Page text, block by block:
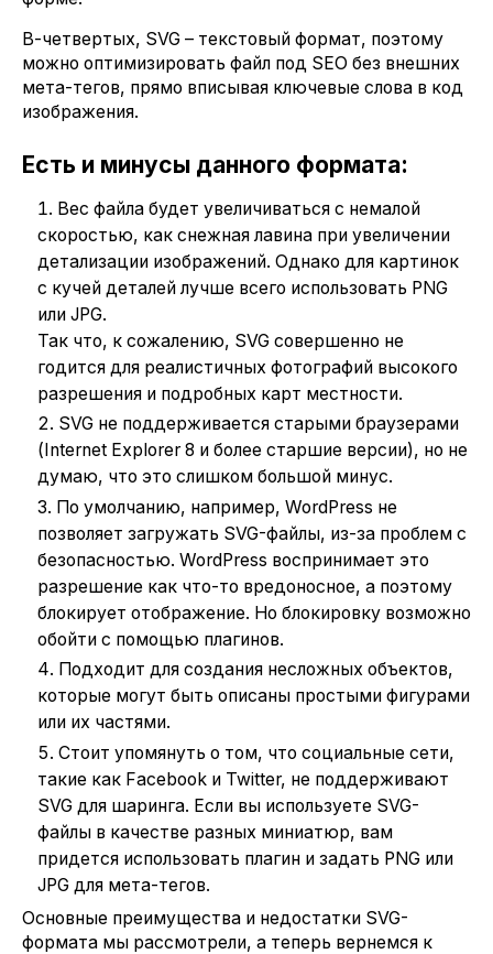
В-четвертых, SVG – текстовый формат, поэтому
можно оптимизировать файл под SEO без внешних
мета-тегов, прямо вписывая ключевые слова в код
изображения.
Есть и минусы данного формата:
Вес файла будет увеличиваться с немалой
скоростью, как снежная лавина при увеличении
детализации изображений. Однако для картинок
с кучей деталей лучше всего использовать PNG
или JPG.
Так что, к сожалению, SVG совершенно не
годится для реалистичных фотографий высокого
разрешения и подробных карт местности.
SVG не поддерживается старыми браузерами
(Internet Explorer 8 и более старшие версии), но не
думаю, что это слишком большой минус.
По умолчанию, например, WordPress не
позволяет загружать SVG-файлы, из-за проблем с
безопасностью. WordPress воспринимает это
разрешение как что-то вредоносное, а поэтому
блокирует отображение. Но блокировку возможно
обойти с помощью плагинов.
Подходит для создания несложных объектов,
которые могут быть описаны простыми фигурами
или их частями.
Стоит упомянуть о том, что социальные сети,
такие как Facebook и Twitter, не поддерживают
SVG для шаринга. Если вы используете SVG-
файлы в качестве разных миниатюр, вам
придется использовать плагин и задать PNG или
JPG для мета-тегов.
Основные преимущества и недостатки SVG-
формата мы рассмотрели, а теперь вернемся к